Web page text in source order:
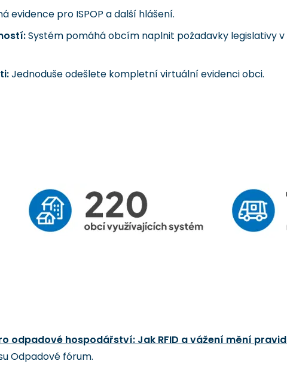
evidence pro ISPOP a další hlášení.
Systém pomáhá obcím naplnit požadavky legislativy
Jednoduše odešlete kompletní virtuální evidenci obci.
odpadové hospodářství: Jak RFID a vážení mění
Odpadové fórum.